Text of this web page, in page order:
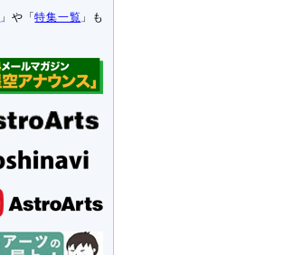
」や「特集一覧 」も